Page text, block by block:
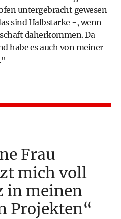
untergebracht gewesen
sind Halbstarke -, wenn
daherkommen. Da
habe es auch von meiner
Frau
mich voll
in meinen
Projekten